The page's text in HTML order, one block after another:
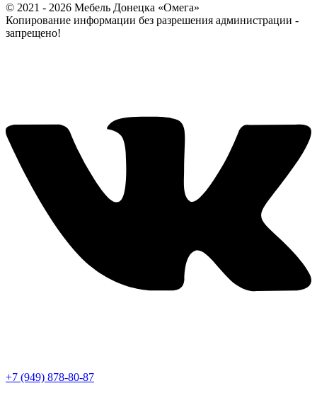
© 2021 - 2026 Мебель Донецка «Омега»
Копирование информации без разрешения администрации -
запрещено!
+7 (949) 878-80-87